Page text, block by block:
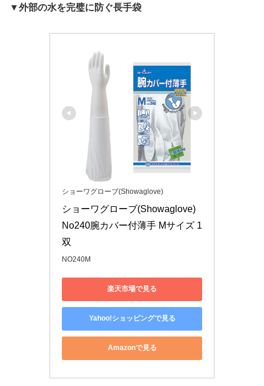
▼外部の水を完璧に防ぐ長手袋
ショーワグローブ(Showaglove)
ショーワグローブ(Showaglove)
No240腕カバー付薄手 Mサイズ 1
双
NO240M
楽天市場で見る
Yahoo!ショッピングで見る
Amazonで見る